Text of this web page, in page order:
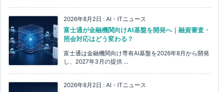
2026年8月2日 : AI・ITニュース
富士通が金融機関向けAI基盤を開発へ｜融資審査・
照会対応はどう変わる？
富士通は金融機関向け専有AI基盤を2026年8月から開発
し、2027年3月の提供 ...
2026年8月2日 : AI・ITニュース